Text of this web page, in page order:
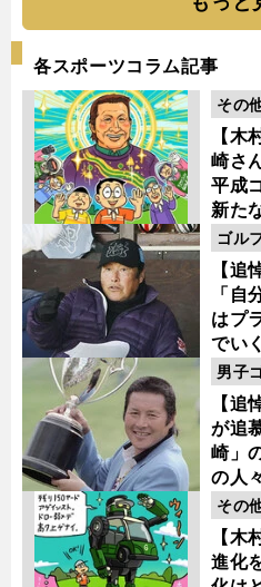
各スポーツコラム記事
【
崎さ
平成
新た
その
【
「自
はプ
でい
ゴル
【
が追
崎」
の人
男子
【
進化
その